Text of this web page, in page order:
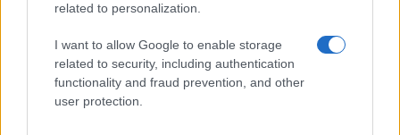
related to personalization.
I want to allow Google to enable storage
related to security, including authentication
functionality and fraud prevention, and other
user protection.
Como investir $ 100 em litecoin (LTC)
Existem mais de20maneiras de investir $ 100 em Litecoin